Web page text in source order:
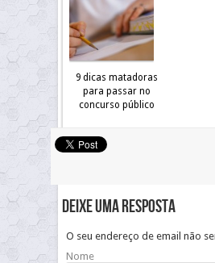
9 dicas matadoras
para passar no
concurso público
Deixe uma resposta
O seu endereço de email não
Nome